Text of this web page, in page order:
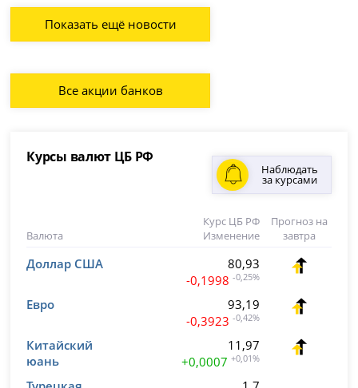
Показать ещё новости
Все акции банков
Курсы валют ЦБ РФ
Наблюдать
за курсами
Валюта
Курс ЦБ РФ
Изменение
Прогноз на
завтра
Доллар США
80,93
-0,1998 -0,25%
Евро
93,19
-0,3923 -0,42%
Китайский
юань
11,97
+0,0007 +0,01%